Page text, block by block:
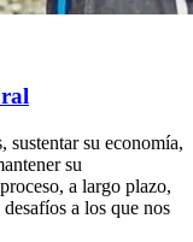
sustentar su economía,
su
a largo plazo,
a los que nos